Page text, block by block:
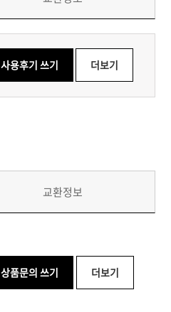
사용후기 쓰기 더보기
교환정보
상품문의 쓰기 더보기